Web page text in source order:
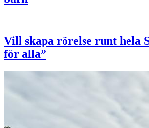
Vill skapa rörelse runt hela
för alla”